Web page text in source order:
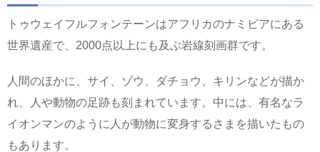
トゥウェイフルフォンテーンはアフリカのナミビアにある
世界遺産で、2000点以上にも及ぶ岩線刻画群です。
人間のほかに、サイ、ゾウ、ダチョウ、キリンなどが描か
れ、人や動物の足跡も刻まれています。中には、有名なラ
イオンマンのように人が動物に変身するさまを描いたもの
もあります。